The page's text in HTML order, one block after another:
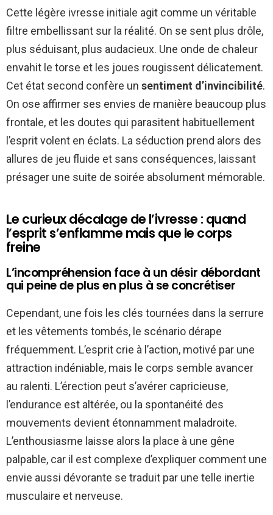
Cette légère ivresse initiale agit comme un véritable
filtre embellissant sur la réalité. On se sent plus drôle,
plus séduisant, plus audacieux. Une onde de chaleur
envahit le torse et les joues rougissent délicatement.
Cet état second confère un sentiment d’invincibilité.
On ose affirmer ses envies de manière beaucoup plus
frontale, et les doutes qui parasitent habituellement
l’esprit volent en éclats. La séduction prend alors des
allures de jeu fluide et sans conséquences, laissant
présager une suite de soirée absolument mémorable.
Le curieux décalage de l’ivresse : quand
l’esprit s’enflamme mais que le corps
freine
L’incompréhension face à un désir débordant
qui peine de plus en plus à se concrétiser
Cependant, une fois les clés tournées dans la serrure
et les vêtements tombés, le scénario dérape
fréquemment. L’esprit crie à l’action, motivé par une
attraction indéniable, mais le corps semble avancer
au ralenti. L’érection peut s’avérer capricieuse,
l’endurance est altérée, ou la spontanéité des
mouvements devient étonnamment maladroite.
L’enthousiasme laisse alors la place à une gêne
palpable, car il est complexe d’expliquer comment une
envie aussi dévorante se traduit par une telle inertie
musculaire et nerveuse.